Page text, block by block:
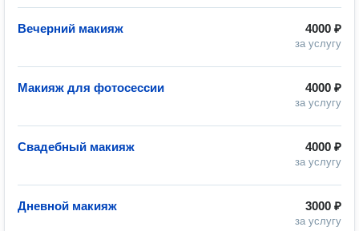
4000 ₽
за услугу
Вечерний макияж
4000 ₽
за услугу
Макияж для фотосессии
4000 ₽
за услугу
Свадебный макияж
3000 ₽
за услугу
Дневной макияж